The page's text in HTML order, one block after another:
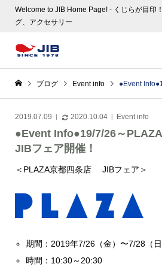
Welcome to JIB Home Page! ‐ くじらが目印
グ、アクセサリー
ブログ Event info ●Event Info●19/7/26
2019.07.09 2020.10.04 Event info
●Event Info●19/7/26～
JIBフェア開催！
＜PLAZA京都四条店 JIBフェア＞
期間：2019年7/26（金）〜7/28（日
時間：10:30～20:30